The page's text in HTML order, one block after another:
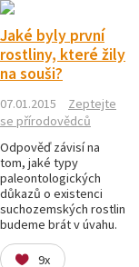
Jaké byly první
rostliny, které žily
na souši?
07.01.2015
Zeptejte
se přírodovědců
Odpověď závisí na
tom, jaké typy
paleontologických
důkazů o existenci
suchozemských rostlin
budeme brát v úvahu.
9x